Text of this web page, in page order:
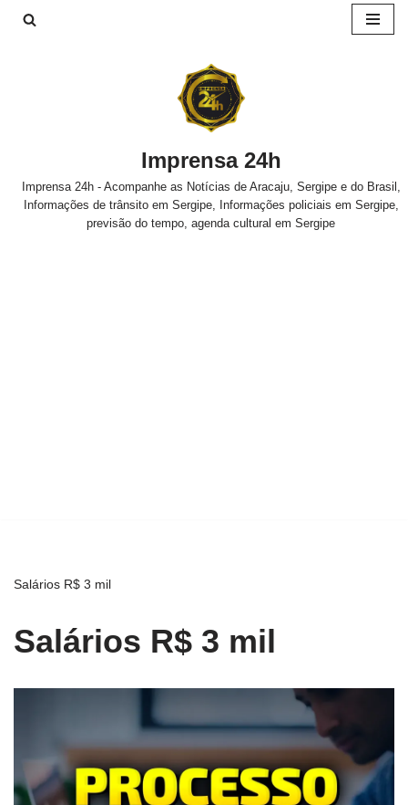
Imprensa 24h
Imprensa 24h - Acompanhe as Notícias de Aracaju, Sergipe e do Brasil,
Informações de trânsito em Sergipe, Informações policiais em Sergipe,
previsão do tempo, agenda cultural em Sergipe
Salários R$ 3 mil
Salários R$ 3 mil